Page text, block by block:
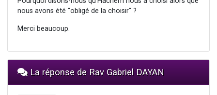
nous avons été "obligé de la choisir" ?
Merci beaucoup.
La réponse de Rav Gabriel DAYAN